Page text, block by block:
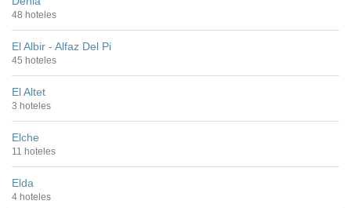
48 hoteles
El Albir - Alfaz Del Pi
45 hoteles
El Altet
3 hoteles
Elche
11 hoteles
Elda
4 hoteles